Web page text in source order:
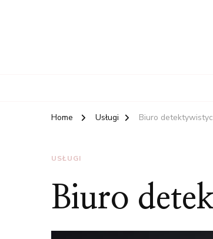
Home Usługi Biuro
USŁUGI
Biuro